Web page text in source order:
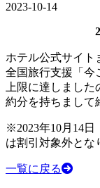
2023-10-14
ホテル公式サイト
全国旅行支援「
上限に達しまし
約分を持ちまして
※2023年10月14日
は割引対象外とな
一覧に戻る